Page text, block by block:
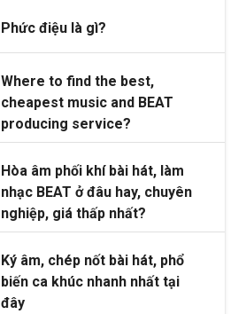
Phức điệu là gì?
Where to find the best,
cheapest music and BEAT
producing service?
Hòa âm phối khí bài hát, làm
nhạc BEAT ở đâu hay, chuyên
nghiệp, giá thấp nhất?
Ký âm, chép nốt bài hát, phổ
biến ca khúc nhanh nhất tại
đây